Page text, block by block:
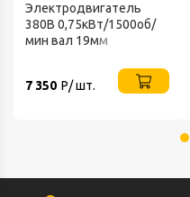
Электродвигатель
380В 0,75кВт/1500об/
мин вал 19мм
7 350 Р/ шт.